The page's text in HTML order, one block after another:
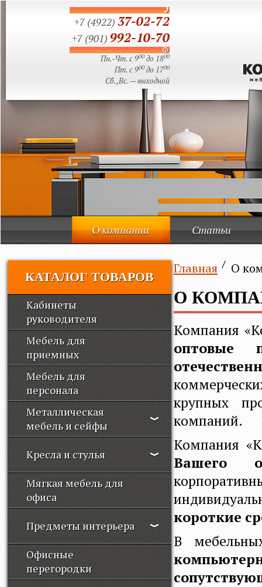
+7 (4922) 37-02-72
+7 (901) 992-10-70
Пн.-Чт. с 900до 1800
Пт. с 900до 1700
Сб.,Вс. — выходной
О компании Статьи
КАТАЛОГ ТОВАРОВ
Кабинеты
руководителя
Мебель для
приемных
Мебель для
персонала
Металлическая
мебель и сейфы
Кресла и стулья
Мягкая мебель для
офиса
Предметы интерьера
Офисные
перегородки
Главная О
О
Компания
оптовые
крупных
компаний.
Компания
Вашего
короткие
В